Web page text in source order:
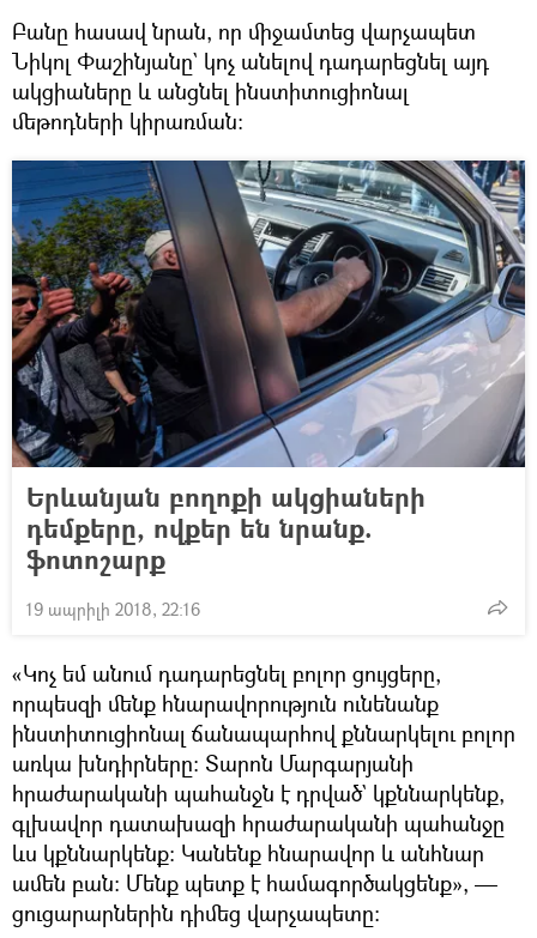
Բանը հասավ նրան, որ միջամտեց վարչապետ
Նիկոլ Փաշինյանը` կոչ անելով դադարեցնել այդ
ակցիաները և անցնել ինստիտուցիոնալ
մեթոդների կիրառման։
Երևանյան բողոքի ակցիաների
դեմքերը, ովքեր են նրանք.
ֆոտոշարք
19 ապրիլի 2018, 22:16
«Կոչ եմ անում դադարեցնել բոլոր ցույցերը,
որպեսզի մենք հնարավորություն ունենանք
ինստիտուցիոնալ ճանապարհով քննարկելու բոլոր
առկա խնդիրները։ Տարոն Մարգարյանի
հրաժարականի պահանջն է դրված` կքննարկենք,
գլխավոր դատախազի հրաժարականի պահանջը
ևս կքննարկենք։ Կանենք հնարավոր և անհնար
ամեն բան։ Մենք պետք է համագործակցենք», —
ցուցարարներին դիմեց վարչապետը։